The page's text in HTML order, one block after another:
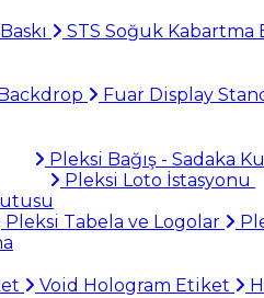
STS Soğuk Kabartma
Fuar Display
Pleksi Bağış - Sadaka
Pleksi Loto İstasyonu
Pleksi Tabela ve Logolar
Void Hologram Etiket